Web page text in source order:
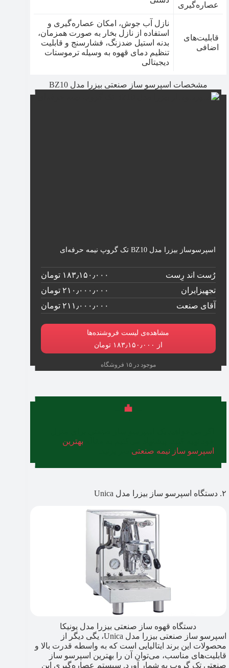
عصاره‌گیری
قابلیت‌های
اضافی
نازل آب جوش، امکان عصاره‌گیری و
استفاده از نازل بخار به صورت همزمان،
بدنه استیل ضدزنگ، فشارسنج و قابلیت
تنظیم دمای قهوه به وسیله ترموستات
دیجیتالی
مشخصات اسپرسو ساز صنعتی بیزرا مدل BZ10
اسپرسوساز بیزرا مدل BZ10 تک گروپ نیمه حرفه‌ای
رُست اند رِست
۱۸۳٫۱۵۰٫۰۰۰ تومان
تجهیزایران
۲۱۰٫۰۰۰٫۰۰۰ تومان
آقای صنعت
۲۱۱٫۰۰۰٫۰۰۰ تومان
مشاهده‌ی لیست فروشنده‌ها
از ۱۸۳٫۱۵۰٫۰۰۰ تومان
موجود در ۱۵ فروشگاه
بهترین
اسپرسو ساز نیمه صنعتی
۲. دستگاه اسپرسو ساز بیزرا مدل Unica
دستگاه قهوه ساز صنعتی بیزرا مدل یونیکا
اسپرسو ساز صنعتی بیزرا مدل Unica، یگی دیگر از
محصولات این برند ایتالیایی است که به واسطه قدرت بالا و
قابلیت‌های مناسب، می‌توان آن را بهترین اسپرسو ساز
صنعتی تک گروپ به شمار آورد. سیستم عصاره‌گیری این